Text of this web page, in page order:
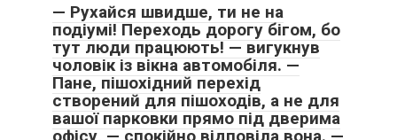
— Рухайся швидше, ти не на
подіумі! Переходь дорогу бігом, бо
тут люди працюють! — вигукнув
чоловік із вікна автомобіля. —
Пане, пішохідний перехід
створений для пішоходів, а не для
вашої парковки прямо під дверима